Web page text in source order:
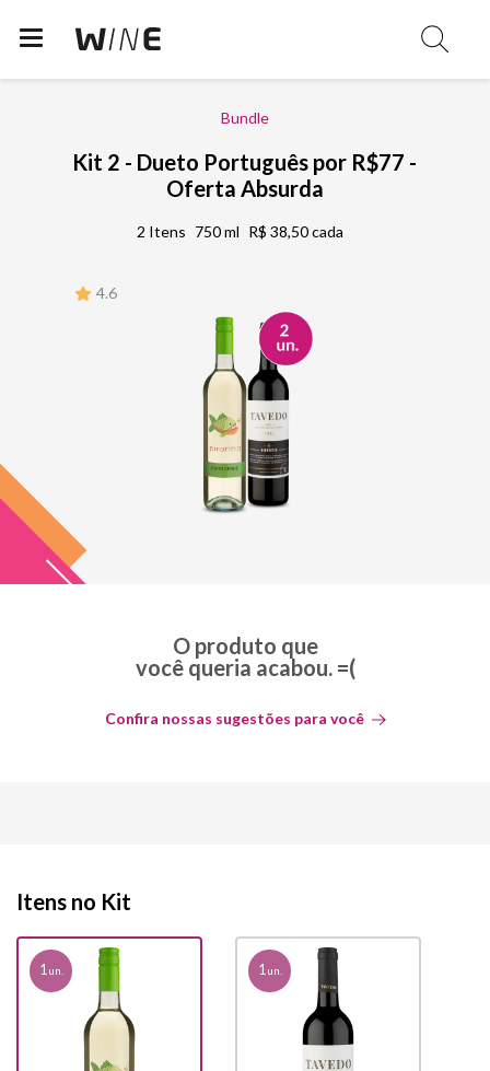
Bundle
Kit 2 - Dueto Português por R$77 -
Oferta Absurda
2 Itens 750 ml R$ 38,50 cada
4.6
O produto que
você queria acabou. =(
Confira nossas sugestões para você
Itens no Kit
1 un. 1 un.